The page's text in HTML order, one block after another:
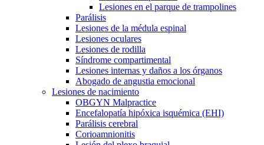
Lesiones en el parque de trampolines
Parálisis
Lesiones de la médula espinal
Lesiones oculares
Lesiones de rodilla
Síndrome compartimental
Lesiones internas y daños a los órganos
Abogado de angustia emocional
Lesiones de nacimiento
OBGYN Malpractice
Encefalopatía hipóxica isquémica (EHI)
Parálisis cerebral
Corioamnionitis